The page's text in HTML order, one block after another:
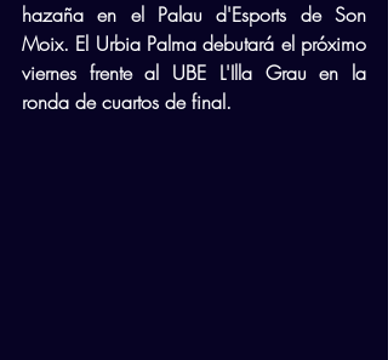
hazaña en el Palau d'Esports de Son
Moix. El Urbia Palma debutará el próximo
viernes frente al UBE L'Illa Grau en la
ronda de cuartos de final.